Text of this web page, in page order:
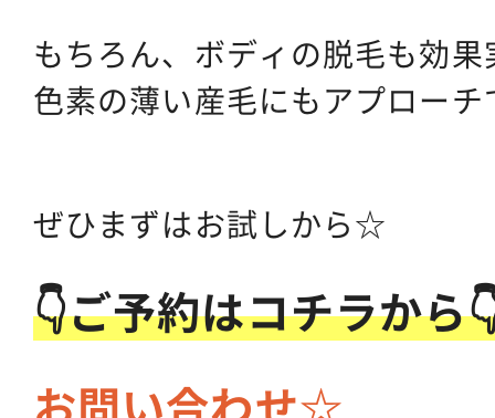
もちろん、ボディの脱毛も効
色素の薄い産毛にもアプロー
ぜひまずはお試しから☆
👇ご予約はコチラから
お問い合わせ☆